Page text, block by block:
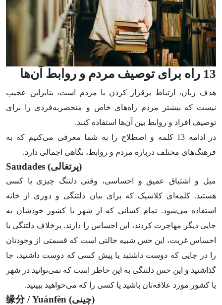
13 راه برای توصیف مردم و روابط آن‌ها
هدف زبان، ارتباط برقرار کردن با مردم است، بنابراین عجیب
نیست که بیشتر مردم را‌ه‌های خاص و منحصربه‌فردی را برای
توصیف افراد و روابط بین آن‌ها استفاده کنند.
در ادامه 13 کلمه و اصطلاح را به شما معرفی می‌کنیم که به
فرهنگ‌های مختلف درباره مردم و روابط، نگاهی اجمالی دارد.
Saudades (پرتغالی)
میل و اشتیاق عمیق و احساسی، وقتی دلتنگ چیزی یا کسی
هستید. کلمه‌ای کلاسیک که برای بیان دلتنگی و دوری از خانه
استفاده می‌شود. تمام کسانی که از شهر یا کشور خودشان به
جایی دیگر مهاجرت کردند، این احساس را دارند. برخلاف دلتنگی یا
احساس غربت، این حس شبیه حالتی است که قسمتی از وجودتان
را در جایی که دوست داشتید یا پیش کسی که دوست داشتید، جا
گذاشتید و این حس دلتنگی به این خاطر است که نمی‌توانید در شهر
یا کشور مورد علاقه‌تان باشید یا کسی را که می‌خواهید ببینید.
缘分/ Yuánfèn (چینی)